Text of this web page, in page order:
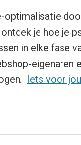
optimalisatie
je hoe je
in elke fase
eigenaren
Iets voor